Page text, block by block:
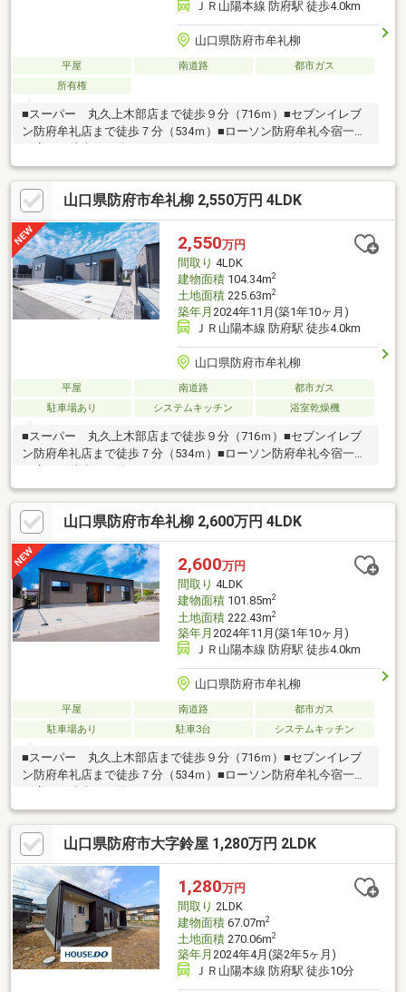
ＪＲ山陽本線 防府駅 徒歩4.0km
山口県防府市牟礼柳
平屋 南道路
都市ガス
所有権
■スーパー 丸久上木部店まで徒歩９分（716ｍ）■セブンイレブ
ン防府牟礼店まで徒歩７分（534ｍ）■ローソン防府牟礼今宿一丁
沖今宿店まで徒歩１３分（1012ｍ）■ニトリ防府店まで徒歩１３
分（963ｍ）■ホームプラザナフコ牟礼店まで徒歩１３分（968
ｍ）
山口県防府市牟礼柳 2,550万円 4LDK
2,550万円
間取り 4LDK
建物面積104.34m2
土地面積225.63m2
築年月 2024年11月(築1年10ヶ月)
ＪＲ山陽本線 防府駅 徒歩4.0km
山口県防府市牟礼柳
平屋 南道路
都市ガス
駐車場あり
システムキッチン 浴室乾燥機
■スーパー 丸久上木部店まで徒歩９分（716ｍ）■セブンイレブ
ン防府牟礼店まで徒歩７分（534ｍ）■ローソン防府牟礼今宿一丁
目店まで徒歩１１分（861ｍ）■ディスカウントドラッグコスモス
沖今宿店まで徒歩１３分（1012ｍ）■ニトリ防府店まで徒歩１３
分（963ｍ）■ホームプラザナフコ牟礼店まで徒歩１３分（968
ｍ）
山口県防府市牟礼柳 2,600万円 4LDK
2,600万円
間取り 4LDK
建物面積101.85m2
土地面積222.43m2
築年月 2024年11月(築1年10ヶ月)
ＪＲ山陽本線 防府駅 徒歩4.0km
山口県防府市牟礼柳
平屋 南道路
都市ガス
駐車場あり
駐車3台 システムキッチン
■スーパー 丸久上木部店まで徒歩９分（716ｍ）■セブンイレブ
ン防府牟礼店まで徒歩７分（534ｍ）■ローソン防府牟礼今宿一丁
沖今宿店まで徒歩１３分（1012ｍ）■ニトリ防府店まで徒歩１３
分（963ｍ）■ホームプラザナフコ牟礼店まで徒歩１３分（968
ｍ）
山口県防府市大字鈴屋 1,280万円 2LDK
1,280万円
間取り 2LDK
建物面積67.07m2
土地面積270.06m2
築年月 2024年4月(築2年5ヶ月)
ＪＲ山陽本線 防府駅 徒歩10分